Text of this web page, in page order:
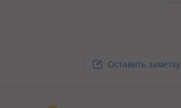
Оставить заметку